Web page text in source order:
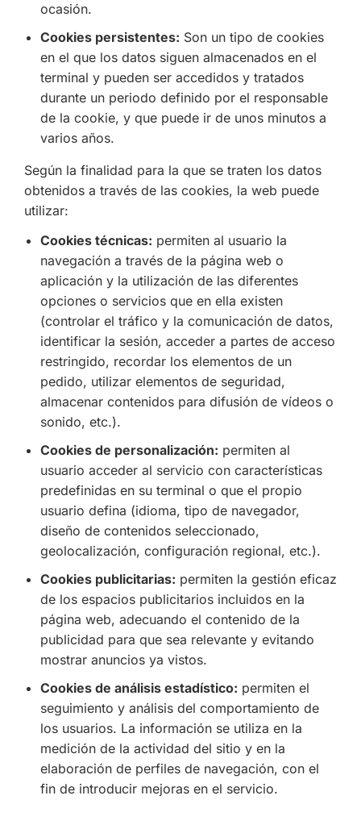
ocasión.
Cookies persistentes: Son un tipo de cookies
en el que los datos siguen almacenados en el
terminal y pueden ser accedidos y tratados
durante un periodo definido por el responsable
de la cookie, y que puede ir de unos minutos a
varios años.
Según la finalidad para la que se traten los datos
obtenidos a través de las cookies, la web puede
utilizar:
Cookies técnicas: permiten al usuario la
navegación a través de la página web o
aplicación y la utilización de las diferentes
opciones o servicios que en ella existen
(controlar el tráfico y la comunicación de datos,
identificar la sesión, acceder a partes de acceso
restringido, recordar los elementos de un
pedido, utilizar elementos de seguridad,
almacenar contenidos para difusión de vídeos o
sonido, etc.).
Cookies de personalización: permiten al
usuario acceder al servicio con características
predefinidas en su terminal o que el propio
usuario defina (idioma, tipo de navegador,
diseño de contenidos seleccionado,
geolocalización, configuración regional, etc.).
Cookies publicitarias: permiten la gestión eficaz
de los espacios publicitarios incluidos en la
página web, adecuando el contenido de la
publicidad para que sea relevante y evitando
mostrar anuncios ya vistos.
Cookies de análisis estadístico: permiten el
seguimiento y análisis del comportamiento de
los usuarios. La información se utiliza en la
medición de la actividad del sitio y en la
elaboración de perfiles de navegación, con el
fin de introducir mejoras en el servicio.